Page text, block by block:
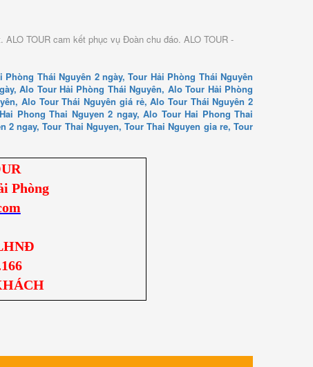
TOUR cam kết phục vụ Đoàn chu đáo. ALO TOUR -
Thái Nguyên 2 ngày, Tour Hải Phòng Thái Nguyên
Alo Tour Hải Phòng Thái Nguyên, Alo Tour Hải Phòng
Alo Tour Thái Nguyên giá rẻ, Alo Tour Thái Nguyên 2
Phong Thai Nguyen 2 ngay, Alo Tour Hai Phong Thai
ngay, Tour Thai Nguyen, Tour Thai Nguyen gia re, Tour
Phòng